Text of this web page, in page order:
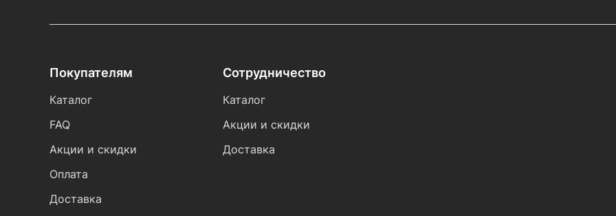
Покупателям
Каталог
FAQ
Акции и скидки
Оплата
Доставка
Сотрудничество
Каталог
Акции и скидки
Доставка